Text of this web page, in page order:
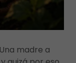
madre a